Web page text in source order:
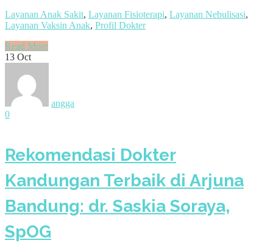
Layanan Anak Sakit, Layanan Fisioterapi, Layanan Nebulisasi,
Layanan Vaksin Anak, Profil Dokter
Read More
13 Oct
angga
0
Rekomendasi Dokter
Kandungan Terbaik di Arjuna
Bandung: dr. Saskia Soraya,
SpOG